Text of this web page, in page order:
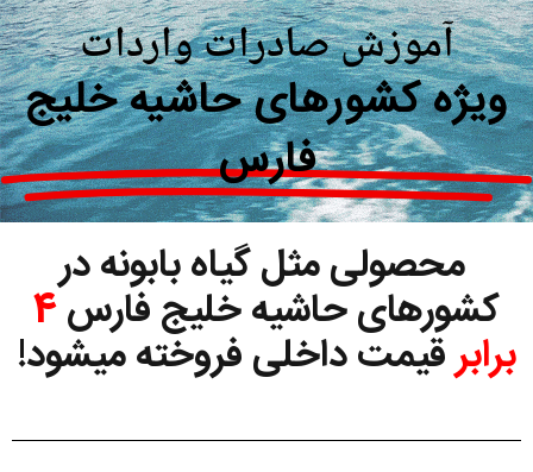
آموزش صادرات واردات
ویژه کشورهای حاشیه خلیج
فارس
محصولی مثل گیاه بابونه در
کشورهای حاشیه خلیج فارس4
برابرقیمت داخلی فروخته میشود!